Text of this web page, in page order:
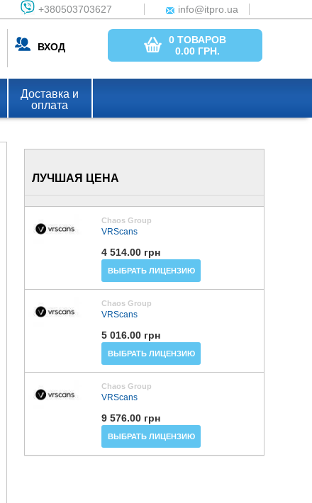
+380503703627 info@itpro.ua
ВХОД
0 ТОВАРОВ
0.00 ГРН.
Доставка и
оплата
ЛУЧШАЯ ЦЕНА
Chaos Group
VRScans
4 514.00 грн
ВЫБРАТЬ ЛИЦЕНЗИЮ
Chaos Group
VRScans
5 016.00 грн
ВЫБРАТЬ ЛИЦЕНЗИЮ
Chaos Group
VRScans
9 576.00 грн
ВЫБРАТЬ ЛИЦЕНЗИЮ